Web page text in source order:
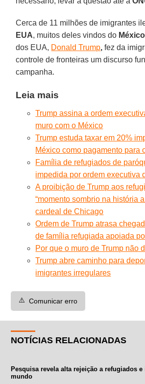
Cerca de 11 milhões de imigrantes
EUA, muitos deles vindos do México
dos EUA, Donald Trump, fez da
controle de fronteiras um discurso
campanha.
Leia mais
Trump assina a ordem
muro com o México
Trump estuda taxar em 20%
México como pagamento para
Família de refugiados de
impedida por ordem executiva
A proibição de Trump aos
“momento sombrio na história
cardeal de Chicago
Ordem de Trump atrasa
de família refugiada apoiada
Por que o muro de Trump não
Trump abre caminho para
imigrantes irregulares
⚠️ Comunicar erro
NOTÍCIAS RELACIONADAS
Pesquisa revela alta rejeição a refugiados
mundo